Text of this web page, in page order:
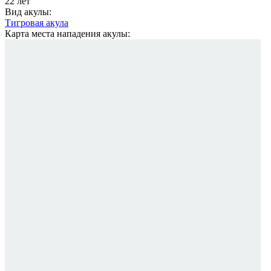
Вид акулы:
Тигровая акула
Карта места нападения акулы: